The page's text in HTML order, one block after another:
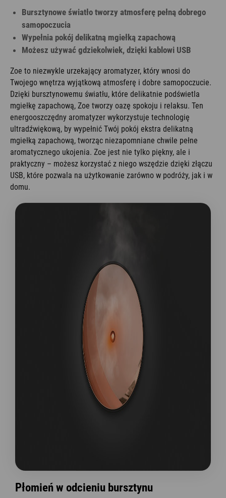
Bursztynowe światło tworzy atmosferę pełną dobrego
samopoczucia
Wypełnia pokój delikatną mgiełką zapachową
Możesz używać gdziekolwiek, dzięki kablowi USB
Zoe to niezwykle urzekający aromatyzer, który wnosi do
Twojego wnętrza wyjątkową atmosferę i dobre samopoczucie.
Dzięki bursztynowemu światłu, które delikatnie podświetla
mgiełkę zapachową, Zoe tworzy oazę spokoju i relaksu. Ten
energooszczędny aromatyzer wykorzystuje technologię
ultradźwiękową, by wypełnić Twój pokój ekstra delikatną
mgiełką zapachową, tworząc niezapomniane chwile pełne
aromatycznego ukojenia. Zoe jest nie tylko piękny, ale i
praktyczny – możesz korzystać z niego wszędzie dzięki złączu
USB, które pozwala na użytkowanie zarówno w podróży, jak i w
domu.
Płomień w odcieniu bursztynu